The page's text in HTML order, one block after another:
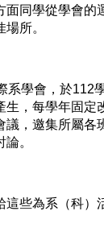
同學從學會
所。
學會，於112
，每學年固
，邀集所屬
。
些為系（科）